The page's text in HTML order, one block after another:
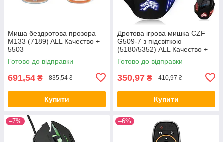
Миша бездротова прозора
M133 (7189) ALL Качество +
5503
Готово до відправки
691,54 ₴ 835,54 ₴
Купити
Дротова ігрова мишка CZF
G509-7 з підсвіткою
(5180/5352) ALL Качество +
8281
Готово до відправки
350,97 ₴ 410,97 ₴
Купити
–7% –6%